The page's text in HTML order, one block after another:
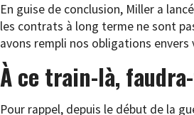
En guise de conclusion, Miller a
les contrats à long terme ne sont
avons rempli nos obligations envers
À ce train-là,
Pour rappel, depuis le début de la